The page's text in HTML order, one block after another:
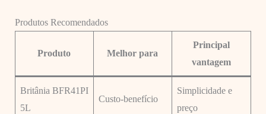
Produtos Recomendados
Produto Melhor para
Principal
vantagem
Britânia BFR41PI
5L
Custo-benefício
Simplicidade e
preço